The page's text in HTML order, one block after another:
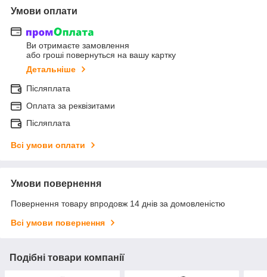
Умови оплати
Ви отримаєте замовлення
або гроші повернуться на вашу картку
Детальніше
Післяплата
Оплата за реквізитами
Післяплата
Всі умови оплати
Умови повернення
Повернення товару впродовж 14 днів за домовленістю
Всі умови повернення
Подібні товари компанії